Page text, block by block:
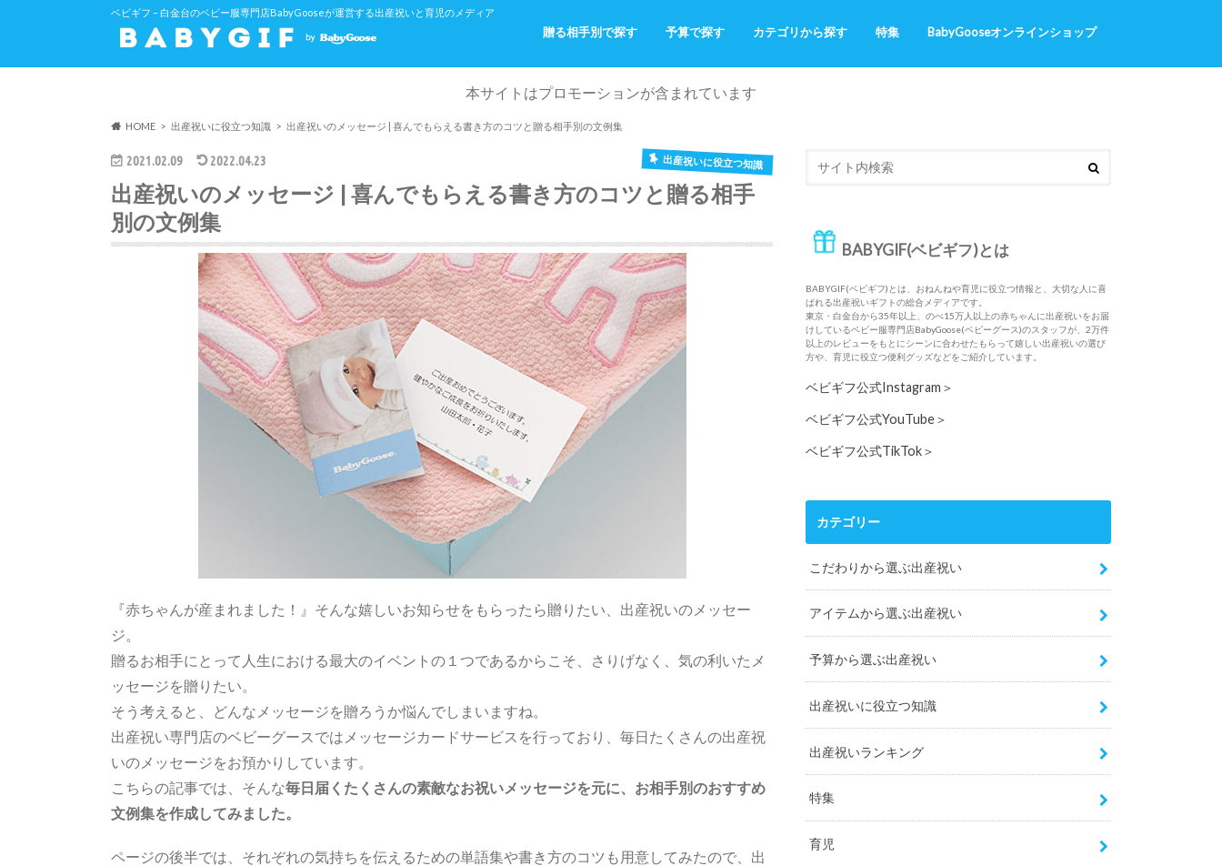
ベビギフ – 白金台のベビー服専門店BabyGooseが運営する出産祝いと育児のメディア
贈る相手別で探す 予算で探す カテゴリから探す 特集 BabyGooseオンラインショップ
本サイトはプロモーションが含まれています
HOME 出産祝いに役立つ知識 出産祝いのメッセージ | 喜んでもらえる書き方のコツと贈る相手別の文例集
2021.02.09 2022.04.23 出産祝いに役立つ知識
出産祝いのメッセージ | 喜んでもらえる書き方のコツと贈る相手
別の文例集
『赤ちゃんが産まれました！』そんな嬉しいお知らせをもらったら贈りたい、出産祝いのメッセー
ジ。
贈るお相手にとって人生における最大のイベントの１つであるからこそ、さりげなく、気の利いたメ
ッセージを贈りたい。
そう考えると、どんなメッセージを贈ろうか悩んでしまいますね。
出産祝い専門店のベビーグースではメッセージカードサービスを行っており、毎日たくさんの出産祝
いのメッセージをお預かりしています。
こちらの記事では、そんな毎日届くたくさんの素敵なお祝いメッセージを元に、お相手別のおすすめ
文例集を作成してみました。
ページの後半では、それぞれの気持ちを伝えるための単語集や書き方のコツも用意してみたので、出
BABYGIF(ベビギフ)とは
BABYGIF(ベビギフ)とは、おねんねや育児に役立つ情報と、大切な人に喜
ばれる出産祝いギフトの総合メディアです。
東京・白金台から35年以上、のべ15万人以上の赤ちゃんに出産祝いをお届
けしているベビー服専門店BabyGoose(ベビーグース)のスタッフが、2万件
以上のレビューをもとにシーンに合わせたもらって嬉しい出産祝いの選び
方や、育児に役立つ便利グッズなどをご紹介しています。
ベビギフ公式Instagram＞
ベビギフ公式YouTube＞
ベビギフ公式TikTok＞
カテゴリー
こだわりから選ぶ出産祝い
アイテムから選ぶ出産祝い
予算から選ぶ出産祝い
出産祝いに役立つ知識
出産祝いランキング
特集
育児